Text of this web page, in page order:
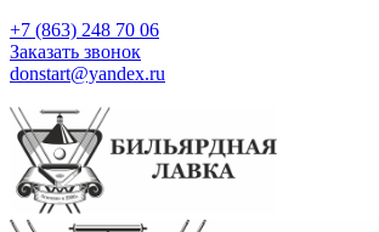
+7 (863) 248 70 06
Заказать звонок
donstart@yandex.ru